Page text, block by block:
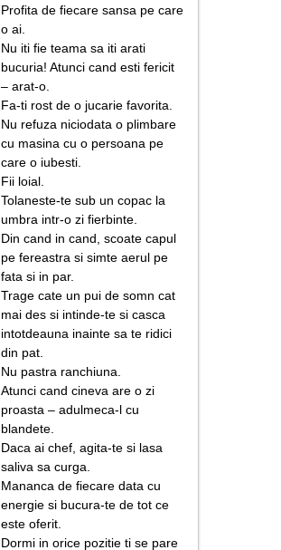
Profita de fiecare sansa pe care
o ai.
Nu iti fie teama sa iti arati
bucuria! Atunci cand esti fericit
– arat-o.
Fa-ti rost de o jucarie favorita.
Nu refuza niciodata o plimbare
cu masina cu o persoana pe
care o iubesti.
Fii loial.
Tolaneste-te sub un copac la
umbra intr-o zi fierbinte.
Din cand in cand, scoate capul
pe fereastra si simte aerul pe
fata si in par.
Trage cate un pui de somn cat
mai des si intinde-te si casca
intotdeauna inainte sa te ridici
din pat.
Nu pastra ranchiuna.
Atunci cand cineva are o zi
proasta – adulmeca-l cu
blandete.
Daca ai chef, agita-te si lasa
saliva sa curga.
Mananca de fiecare data cu
energie si bucura-te de tot ce
este oferit.
Dormi in orice pozitie ti se pare